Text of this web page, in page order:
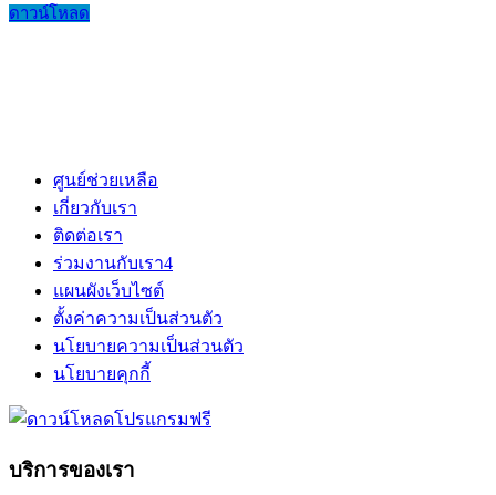
ดาวน์โหลด
ศูนย์ช่วยเหลือ
เกี่ยวกับเรา
ติดต่อเรา
ร่วมงานกับเรา4
แผนผังเว็บไซต์
ตั้งค่าความเป็นส่วนตัว
นโยบายความเป็นส่วนตัว
นโยบายคุกกี้
บริการของเรา